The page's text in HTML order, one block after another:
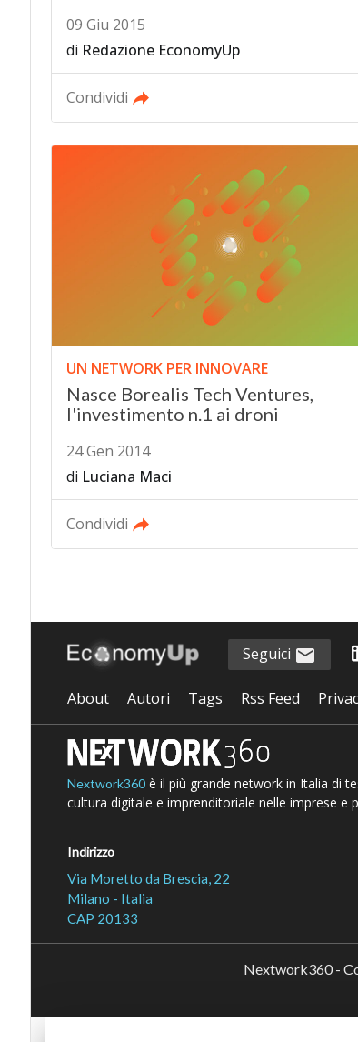
09 Giu 2015
di Redazione EconomyUp
Condividi
UN NETWORK PER INNOVARE
Nasce Borealis Tech Ventures,
l'investimento n.1 ai droni
24 Gen 2014
di Luciana Maci
Condividi
Seguici
About Autori Tags Rss Feed
Nextwork360è il più grande network in Italia di
cultura digitale e imprenditoriale nelle imprese e
Indirizzo
Via Moretto da Brescia, 22
Milano - Italia
CAP 20133
Nextwork360 -